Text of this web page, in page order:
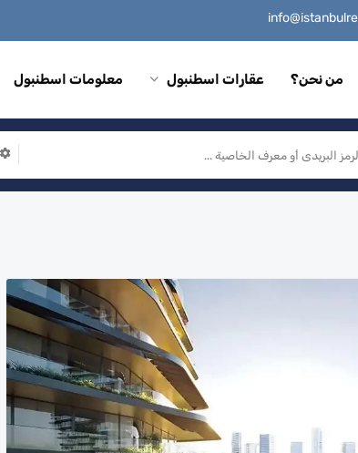
من نحن؟ عقارات اسطنبول معلومات اسطنبول